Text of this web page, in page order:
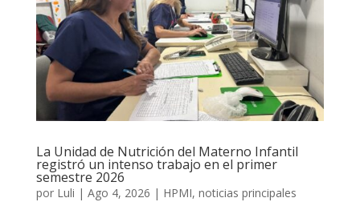
La Unidad de Nutrición del Materno Infantil
registró un intenso trabajo en el primer
semestre 2026
por Luli | Ago 4, 2026 | HPMI, noticias principales